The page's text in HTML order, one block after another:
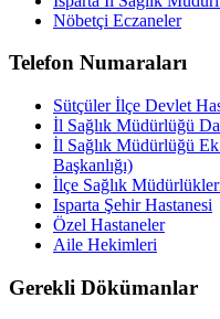
Nöbetçi Eczaneler
Telefon Numaraları
Sütçüler İlçe Devlet
İl Sağlık Müdürlüğü
İl Sağlık Müdürlüğü
Başkanlığı)
İlçe Sağlık
Isparta Şehir Hastanesi
Özel Hastaneler
Aile Hekimleri
Gerekli Dökümanlar